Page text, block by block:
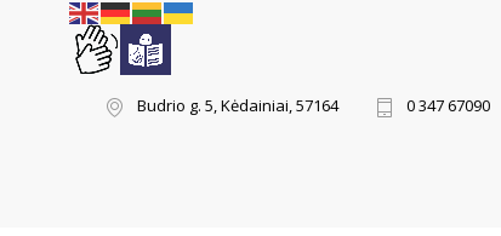
Budrio g. 5, Kėdainiai, 57164 0 347 67090